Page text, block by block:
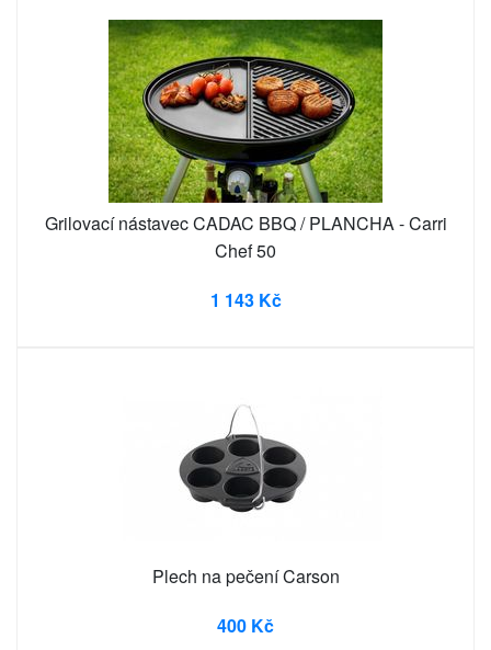
Grilovací nástavec CADAC BBQ / PLANCHA - Carri
Chef 50
1 143 Kč
Plech na pečení Carson
400 Kč